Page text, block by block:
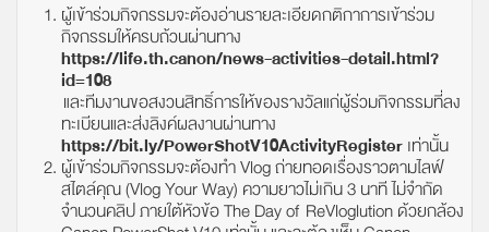
ผู้เข้าร่วมกิจกรรมจะต้องอ่านรายละเอียดกติกาการเข้าร่วม
กิจกรรมให้ครบถ้วนผ่านทาง
https://life.th.canon/news-activities-detail.html?
id=108
และทีมงานขอสงวนสิทธิ์การให้ของรางวัลแก่ผู้ร่วมกิจกรรมที่ลง
ทะเบียนและส่งลิงค์ผลงานผ่านทาง
https://bit.ly/PowerShotV10ActivityRegisterเท่านั้น
ผู้เข้าร่วมกิจกรรมจะต้องทำ Vlog ถ่ายทอดเรื่องราวตามไลฟ์
สไตล์คุณ (Vlog Your Way) ความยาวไม่เกิน 3 นาที ไม่จำกัด
จำนวนคลิป ภายใต้หัวข้อ The Day of ReVloglution ด้วยกล้อง